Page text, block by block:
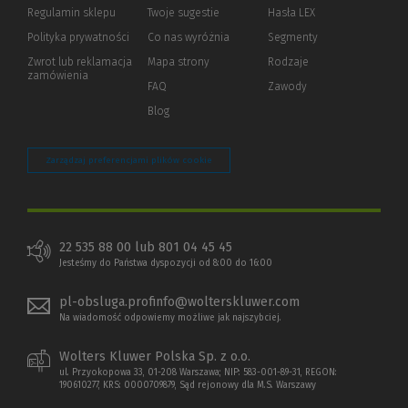
Regulamin sklepu
Polityka prywatności (Nowe
(Link
innej
Zwrot lub reklamacja
zamówienia
innej
strony)
Twoje sugestie
Co nas wyróżnia
Mapa strony
FAQ
Blog
Hasła LEX
Segmenty
Rodzaje
Zawody
Zarządzaj preferencjami plików cookie
22 535 88 00 lub 801 04 45 45
Jesteśmy do Państwa dyspozycji od 8:00 do 16:00
pl-obsluga.profinfo@wolterskluwer.com
Na wiadomość odpowiemy możliwe jak najszybciej.
Wolters Kluwer Polska Sp. z o.o.
ul. Przyokopowa 33, 01-208 Warszawa; NIP: 583-001-89-31, REGON:
190610277, KRS: 0000709879, Sąd rejonowy dla M.S. Warszawy